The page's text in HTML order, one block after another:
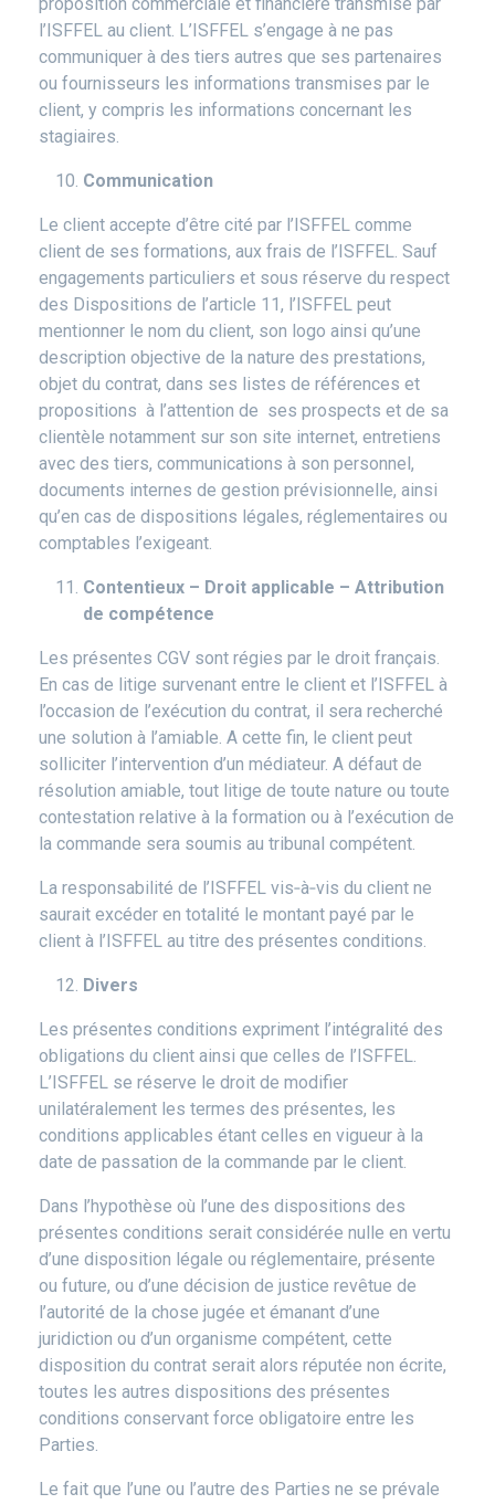
l’ISFFEL au client. L’ISFFEL s’engage à ne pas
communiquer à des tiers autres que ses partenaires
ou fournisseurs les informations transmises par le
client, y compris les informations concernant les
stagiaires.
Communication
Le client accepte d’être cité par l’ISFFEL comme
client de ses formations, aux frais de l’ISFFEL. Sauf
engagements particuliers et sous réserve du respect
des Dispositions de l’article 11, l’ISFFEL peut
mentionner le nom du client, son logo ainsi qu’une
description objective de la nature des prestations,
objet du contrat, dans ses listes de références et
propositions à l’attention de ses prospects et de sa
clientèle notamment sur son site internet, entretiens
avec des tiers, communications à son personnel,
documents internes de gestion prévisionnelle, ainsi
qu’en cas de dispositions légales, réglementaires ou
comptables l’exigeant.
Contentieux – Droit applicable – Attribution
de compétence
Les présentes CGV sont régies par le droit français.
En cas de litige survenant entre le client et l’ISFFEL à
l’occasion de l’exécution du contrat, il sera recherché
une solution à l’amiable. A cette fin, le client peut
solliciter l’intervention d’un médiateur. A défaut de
résolution amiable, tout litige de toute nature ou toute
contestation relative à la formation ou à l’exécution de
la commande sera soumis au tribunal compétent.
La responsabilité de l’ISFFEL vis‐à‐vis du client ne
saurait excéder en totalité le montant payé par le
client à l’ISFFEL au titre des présentes conditions.
Divers
Les présentes conditions expriment l’intégralité des
obligations du client ainsi que celles de l’ISFFEL.
L’ISFFEL se réserve le droit de modifier
unilatéralement les termes des présentes, les
conditions applicables étant celles en vigueur à la
date de passation de la commande par le client.
Dans l’hypothèse où l’une des dispositions des
présentes conditions serait considérée nulle en vertu
d’une disposition légale ou réglementaire, présente
ou future, ou d’une décision de justice revêtue de
l’autorité de la chose jugée et émanant d’une
juridiction ou d’un organisme compétent, cette
disposition du contrat serait alors réputée non écrite,
toutes les autres dispositions des présentes
conditions conservant force obligatoire entre les
Parties.
Le fait que l’une ou l’autre des Parties ne se prévale